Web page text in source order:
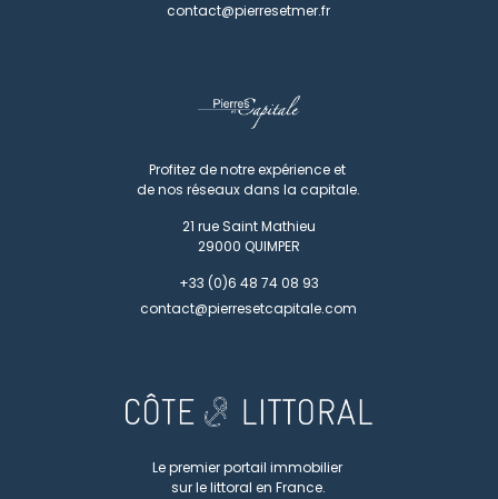
contact@pierresetmer.fr
Profitez de notre expérience et
de nos réseaux dans la capitale.
21 rue Saint Mathieu
29000 QUIMPER
+33 (0)6 48 74 08 93
contact@pierresetcapitale.com
Le premier portail immobilier
sur le littoral en France.